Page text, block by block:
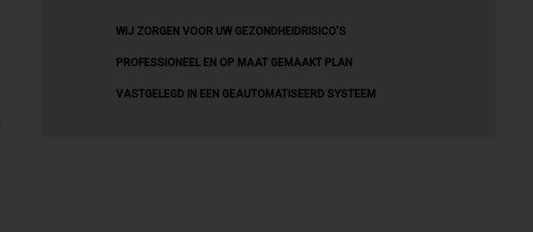
WIJ ZORGEN VOOR UW GEZONDHEIDRISICO’S
PROFESSIONEEL EN OP MAAT GEMAAKT PLAN
VASTGELEGD IN EEN GEAUTOMATISEERD SYSTEEM